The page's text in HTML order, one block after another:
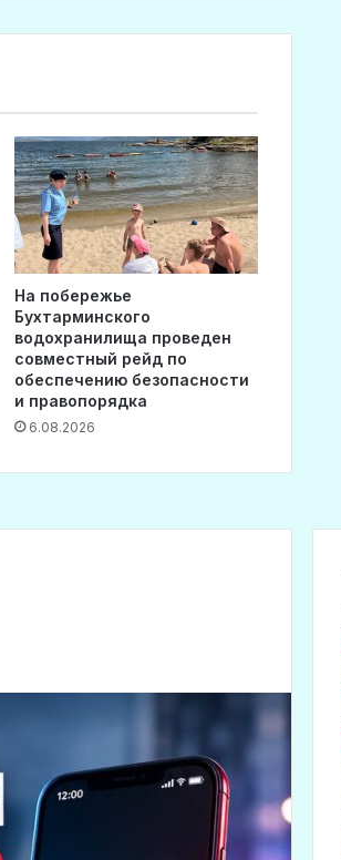
На побережье
Бухтарминского
водохранилища проведен
совместный рейд по
обеспечению безопасности
и правопорядка
6.08.2026